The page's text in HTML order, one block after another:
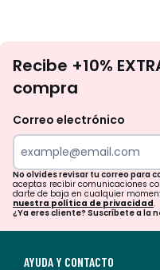
Recibe +10%
compra
Correo electrónico
No olvides revisar tu correo para
aceptas recibir comunicaciones
darte de baja en cualquier
nuestra política de privacidad.
¿Ya eres cliente? Suscríbete a la
AYUDA Y CONTACTO